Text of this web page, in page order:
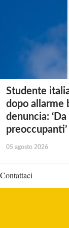
Studente
dopo allarme
denuncia:
preoccupanti’
05 agosto 2026
Contattaci